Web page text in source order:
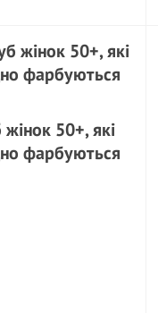
50+, які
фарбуються